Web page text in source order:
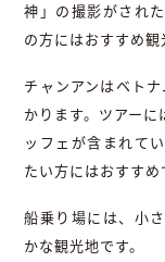
神」の撮影がされ
の方にはおすすめ観
チャンアンはベト
かります。ツアー
ッフェが含まれて
たい方にはおすすめ
船乗り場には、小
かな観光地です。